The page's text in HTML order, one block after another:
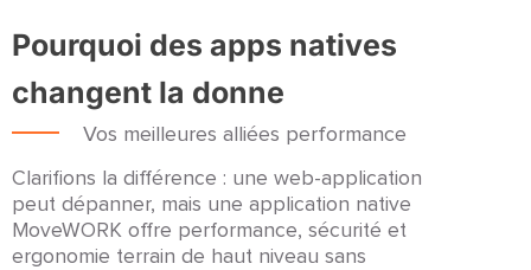
Pourquoi des apps natives
changent la donne
Vos meilleures alliées performance
Clarifions la différence : une web-application
peut dépanner, mais une application native
MoveWORK offre performance, sécurité et
ergonomie terrain de haut niveau sans